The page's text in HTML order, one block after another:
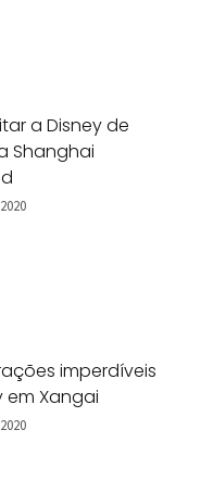
a Disney de
Shanghai
imperdíveis
em Xangai